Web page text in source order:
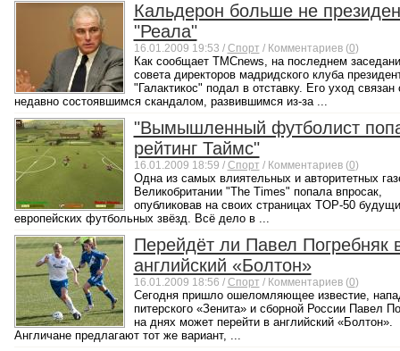
Кальдерон больше не
"Реала"
16.01.2009 19:53 / Спорт / Комментариев (0)
Как сообщает TMCnews, на последнем
совета директоров мадридского клуба
"Галактикос" подал в отставку. Его уход связан
недавно состоявшимся скандалом, развившимся из-за ...
"Вымышленный футболист
рейтинг Таймс"
16.01.2009 18:59 / Спорт / Комментариев (0)
Одна из самых влиятельных и авторитетных
Великобритании "The Times" попала впросак,
опубликовав на своих страницах TOP-50
европейских футбольных звёзд. Всё дело в ...
Перейдёт ли Павел Погребняк
английский «Болтон»
16.01.2009 18:56 / Спорт / Комментариев (0)
Сегодня пришло ошеломляющее известие,
питерского «Зенита» и сборной России Павел
на днях может перейти в английский «Болтон».
Англичане предлагают тот же вариант, ...